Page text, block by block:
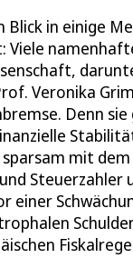
Blick in einige
Viele
Veronika
Denn
mit
Steuerzahler
einer